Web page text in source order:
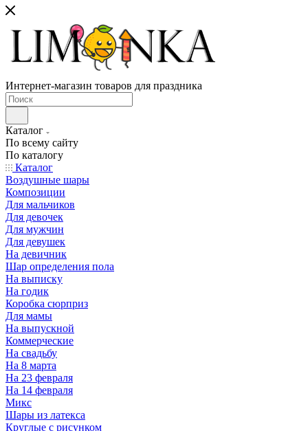
Интернет-магазин товаров для праздника
Каталог
По всему сайту
По каталогу
Каталог
Воздушные шары
Композиции
Для мальчиков
Для девочек
Для мужчин
Для девушек
На девичник
Шар определения пола
На выписку
На годик
Коробка сюрприз
Для мамы
На выпускной
Коммерческие
На свадьбу
На 8 марта
На 23 февраля
На 14 февраля
Микс
Шары из латекса
Круглые с рисунком